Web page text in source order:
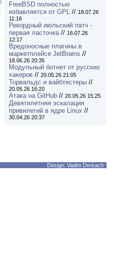
FreeBSD полностью
избавляется от GPL // 18.07.26
11:16
Рекордный июльский патч -
первая ласточка// 16.07.26
12:17
Вредоносные плагины в
маркетплейсе JetBrains //
18.06.26 20:35
Модульный ботнет от русских
хакеров // 20.05.26 21:05
Торвальдс и вайбтестеры //
20.05.26 16:20
Атака на GitHub // 20.05.26 15:25
Девятилетняя эскалация
привилегий в ядре Linux //
30.04.26 20:37
Design: Vadim Derkach